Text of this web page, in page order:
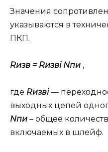
Значения
указываются в
ПКП.
Rизв = Rизвi Nпи ,
где Rизвi—
выходных цепей
Nпи – общее
включаемых в шлейф.